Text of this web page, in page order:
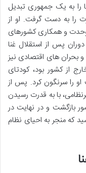
قوام نکرومه در سال ۱۹۶۰ غنا را به یک جمهوری تبدیل
را به دست گرفت. او از
وحدت و همکاری کشورهای
پس از استقلال غنا
بحران های اقتصادی نیز
در خارج از کشور بود، کودتای
را سرنگون کرد. پس از
با به قدرت رسیدن
نسبی به کشور بازگشت و در نهایت در
که منجر به احیای نظام